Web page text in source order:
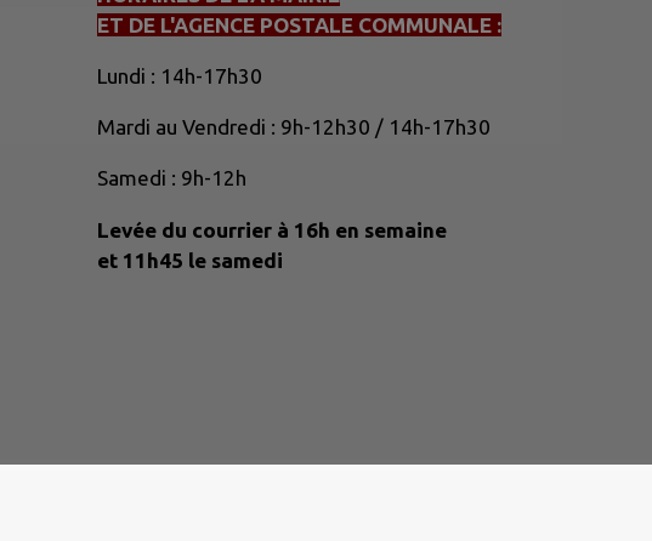
ET DE L'AGENCE POSTALE COMMUNALE :
Lundi : 14h-17h30
Mardi au Vendredi : 9h-12h30 / 14h-17h30
Samedi : 9h-12h
Levée du courrier à 16h en semaine
et 11h45 le samedi